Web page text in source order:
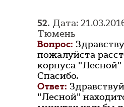
52. Дата:
Тюмень
Вопрос:
пожалуйста
корпуса
Спасибо.
Ответ:
"Лесной"